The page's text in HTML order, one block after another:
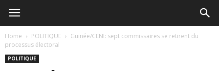
Home POLITIQUE
Guinée/CENI: sept commissaires se retirent du
processus électoral
POLITIQUE